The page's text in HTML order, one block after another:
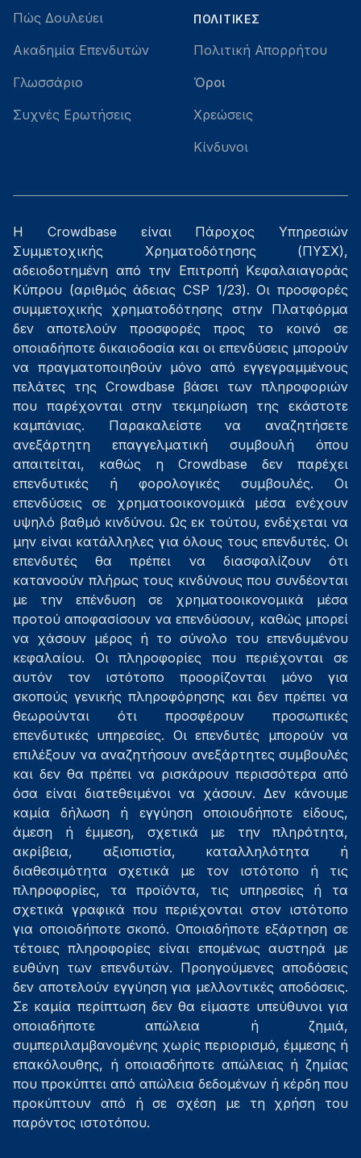
Πώς Δουλεύει
Ακαδημία Επενδυτών
Γλωσσάριο
Συχνές Ερωτήσεις
ΠΟΛΙΤΙΚΈΣ
Πολιτική Απορρήτου
Όροι
Χρεώσεις
Κίνδυνοι
Η Crowdbase είναι Πάροχος Υπηρεσιών
Συμμετοχικής Χρηματοδότησης (ΠΥΣΧ),
αδειοδοτημένη από την Επιτροπή Κεφαλαιαγοράς
Κύπρου (αριθμός άδειας CSP 1/23). Οι προσφορές
συμμετοχικής χρηματοδότησης στην Πλατφόρμα
δεν αποτελούν προσφορές προς το κοινό σε
οποιαδήποτε δικαιοδοσία και οι επενδύσεις μπορούν
να πραγματοποιηθούν μόνο από εγγεγραμμένους
πελάτες της Crowdbase βάσει των πληροφοριών
που παρέχονται στην τεκμηρίωση της εκάστοτε
καμπάνιας. Παρακαλείστε να αναζητήσετε
ανεξάρτητη επαγγελματική συμβουλή όπου
απαιτείται, καθώς η Crowdbase δεν παρέχει
επενδυτικές ή φορολογικές συμβουλές. Οι
επενδύσεις σε χρηματοοικονομικά μέσα ενέχουν
υψηλό βαθμό κινδύνου. Ως εκ τούτου, ενδέχεται να
μην είναι κατάλληλες για όλους τους επενδυτές. Οι
επενδυτές θα πρέπει να διασφαλίζουν ότι
κατανοούν πλήρως τους κινδύνους που συνδέονται
με την επένδυση σε χρηματοοικονομικά μέσα
προτού αποφασίσουν να επενδύσουν, καθώς μπορεί
να χάσουν μέρος ή το σύνολο του επενδυμένου
κεφαλαίου. Οι πληροφορίες που περιέχονται σε
αυτόν τον ιστότοπο προορίζονται μόνο για
σκοπούς γενικής πληροφόρησης και δεν πρέπει να
θεωρούνται ότι προσφέρουν προσωπικές
επενδυτικές υπηρεσίες. Οι επενδυτές μπορούν να
επιλέξουν να αναζητήσουν ανεξάρτητες συμβουλές
και δεν θα πρέπει να ρισκάρουν περισσότερα από
όσα είναι διατεθειμένοι να χάσουν. Δεν κάνουμε
καμία δήλωση ή εγγύηση οποιουδήποτε είδους,
άμεση ή έμμεση, σχετικά με την πληρότητα,
ακρίβεια, αξιοπιστία, καταλληλότητα ή
διαθεσιμότητα σχετικά με τον ιστότοπο ή τις
πληροφορίες, τα προϊόντα, τις υπηρεσίες ή τα
σχετικά γραφικά που περιέχονται στον ιστότοπο
για οποιοδήποτε σκοπό. Οποιαδήποτε εξάρτηση σε
τέτοιες πληροφορίες είναι επομένως αυστηρά με
ευθύνη των επενδυτών. Προηγούμενες αποδόσεις
δεν αποτελούν εγγύηση για μελλοντικές αποδόσεις.
Σε καμία περίπτωση δεν θα είμαστε υπεύθυνοι για
οποιαδήποτε απώλεια ή ζημιά,
συμπεριλαμβανομένης χωρίς περιορισμό, έμμεσης ή
επακόλουθης, ή οποιασδήποτε απώλειας ή ζημίας
που προκύπτει από απώλεια δεδομένων ή κέρδη που
προκύπτουν από ή σε σχέση με τη χρήση του
παρόντος ιστοτόπου.